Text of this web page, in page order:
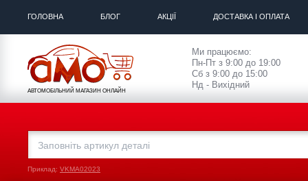
ГОЛОВНА БЛОГ АКЦІЇ ДОСТАВКА І ОПЛАТА
АВТОМОБІЛЬНИЙ МАГАЗИН ОНЛАЙН
Ми працюємо:
Пн-Пт з 9:00 до 19:00
Сб з 9:00 до 15:00
Нд - Вихідний
Приклад: VKMA02023